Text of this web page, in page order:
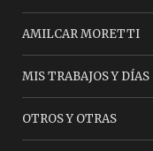
AMILCAR MORETTI
MIS TRABAJOS Y DÍAS
OTROS Y OTRAS